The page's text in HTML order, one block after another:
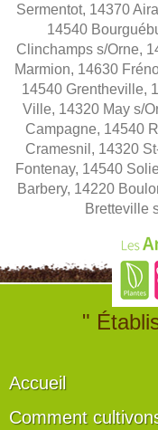
Sermentot, 14370
14540
Clinchamps s/Orne,
Marmion, 14630
14540 Grentheville,
Ville, 14320 May s/
Campagne, 14540
Cramesnil, 14320
Fontenay, 14540
Barbery, 14220
Bretteville
"
Accueil
Comment